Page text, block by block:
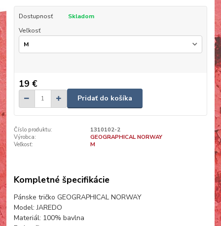
Dostupnosť
Skladom
Veľkosť
19 €
Pridať do košíka
Číslo produktu:
1310102-2
Výrobca:
GEOGRAPHICAL NORWAY
Veľkosť:
M
Kompletné špecifikácie
Pánske tričko GEOGRAPHICAL NORWAY
Model: JAREDO
Materiál: 100% bavlna